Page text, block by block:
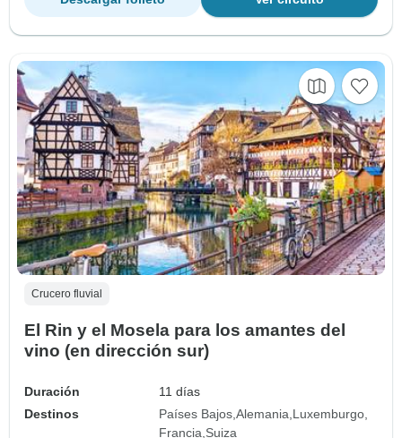
Crucero fluvial
El Rin y el Mosela para los amantes del
vino (en dirección sur)
Duración
11 días
Destinos
Países Bajos Alemania Luxemburgo
Francia Suiza